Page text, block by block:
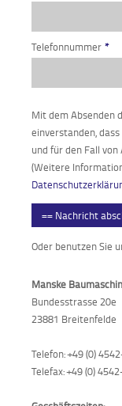
Telefonnummer *
Mit dem Absenden
einverstanden,
und für den Fall
(Weitere
== Nachricht
Oder benutzen Sie
Manske
Bundesstrasse 20e
23881 Breitenfelde
Telefon: +49 (0)
Telefax: +49 (0)